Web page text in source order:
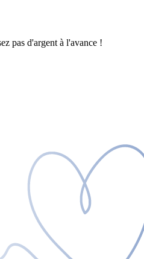
pas d'argent à l'avance !